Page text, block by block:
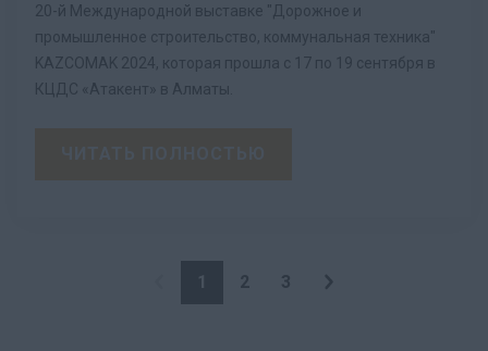
20-й Международной выставке "Дорожное и
промышленное строительство, коммунальная техника"
KAZCOMAK 2024, которая прошла с 17 по 19 сентября в
КЦДС «Атакент» в Алматы.
1 2 3